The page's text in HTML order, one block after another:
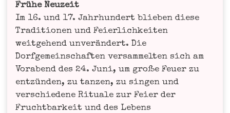
Frü­he Neu­zeit
Im 16. und 17. Jahr­hun­dert blie­ben die­se
Tra­di­tio­nen und Fei­er­lich­kei­ten
weit­ge­hend unver­än­dert. Die
Dorf­ge­mein­schaf­ten ver­sam­mel­ten sich am
Vor­abend des 24. Juni, um gro­ße Feu­er zu
ent­zün­den, zu tan­zen, zu sin­gen und
ver­schie­de­ne Ritua­le zur Fei­er der
Frucht­bar­keit und des Lebens